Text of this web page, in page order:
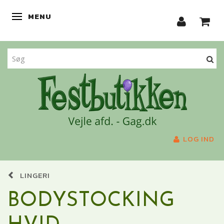
SKIFTE NAVIGATION
MENU
LOG IND
LINGERI
BODYSTOCKING